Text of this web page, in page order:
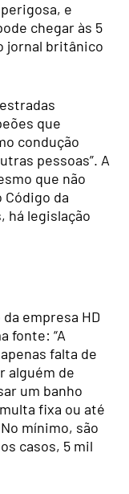
e
chegar às 5
jornal britânico
que
condução
pessoas”. A
que não
da
há legislação
empresa HD
fonte: “A
falta de
alguém de
um banho
fixa ou até
mínimo, são
casos, 5 mil